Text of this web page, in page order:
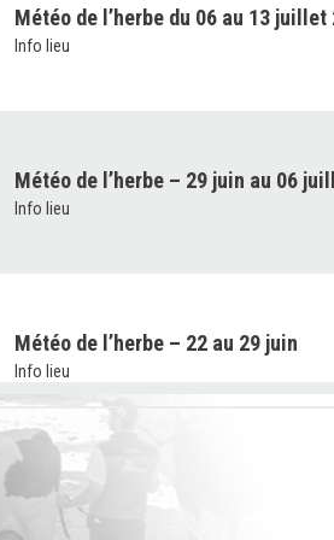
Météo de l’herbe du 06 au 13 juillet
Info lieu
Météo de l’herbe – 29 juin au 06
Info lieu
Météo de l’herbe – 22 au 29 juin
Info lieu
Météo de l’herbe – 15 au 22 juin 2026
Info lieu